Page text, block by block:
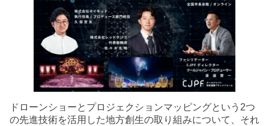
ドローンショーとプロジェクションマッピングという2つ
の先進技術を活用した地方創生の取り組みについて、それ